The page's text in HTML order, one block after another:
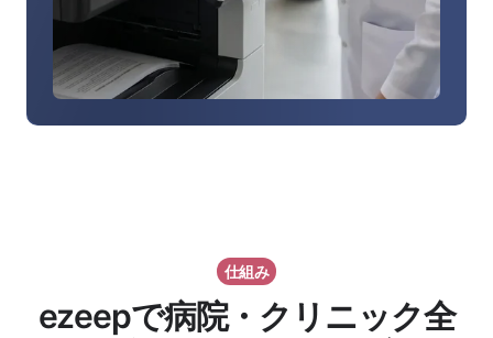
し
く
知
る
仕組み
ezeepで病院・クリニック全